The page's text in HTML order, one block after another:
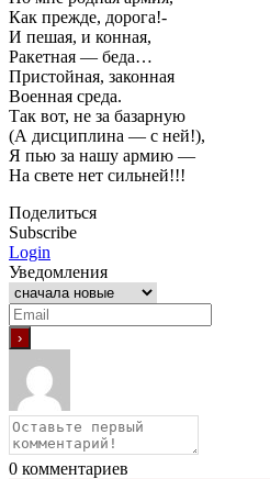
Как прежде, дорога!-
И пешая, и конная,
Ракетная — беда…
Пристойная, законная
Военная среда.
Так вот, не за базарную
(А дисциплина — с ней!),
Я пью за нашу армию —
Hа свете нет сильней!!!
Поделиться
Subscribe
Login
Уведомления
0 комментариев